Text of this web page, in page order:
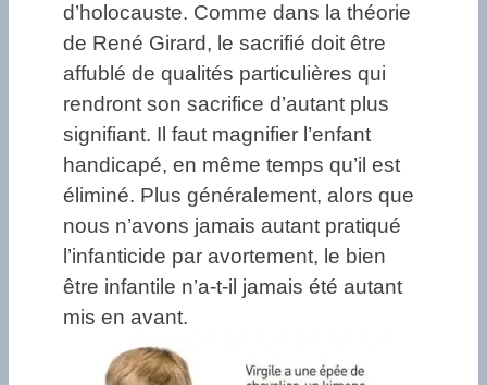
d’holocauste. Comme dans la théorie
de René Girard, le sacrifié doit être
affublé de qualités particulières qui
rendront son sacrifice d’autant plus
signifiant. Il faut magnifier l’enfant
handicapé, en même temps qu’il est
éliminé. Plus généralement, alors que
nous n’avons jamais autant pratiqué
l’infanticide par avortement, le bien
être infantile n’a-t-il jamais été autant
mis en avant.